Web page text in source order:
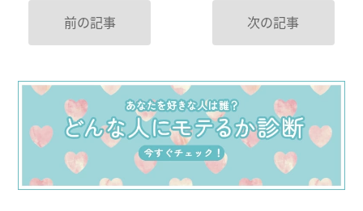
前の記事 次の記事